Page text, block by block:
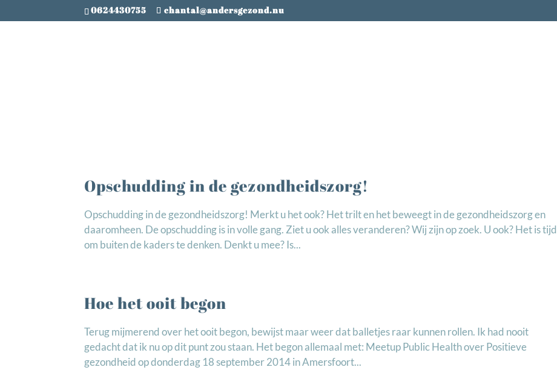
0624430755 chantal@andersgezond.nu
Opschudding in de gezondheidszorg!
Opschudding in de gezondheidszorg! Merkt u het ook? Het trilt en het beweegt in de gezondheidszorg en
daaromheen. De opschudding is in volle gang. Ziet u ook alles veranderen? Wij zijn op zoek. U ook? Het is tijd
om buiten de kaders te denken. Denkt u mee? Is...
Hoe het ooit begon
Terug mijmerend over het ooit begon, bewijst maar weer dat balletjes raar kunnen rollen. Ik had nooit
gedacht dat ik nu op dit punt zou staan. Het begon allemaal met: Meetup Public Health over Positieve
gezondheid op donderdag 18 september 2014 in Amersfoort...